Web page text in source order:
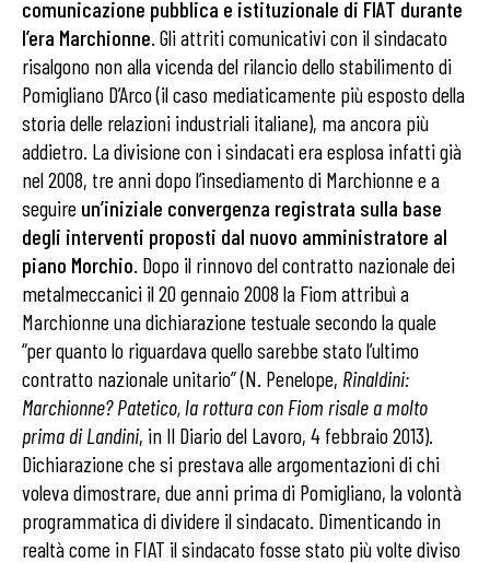
comunicazione pubblica e istituzionale di FIAT durante
l’era Marchionne. Gli attriti comunicativi con il sindacato
risalgono non alla vicenda del rilancio dello stabilimento di
Pomigliano D’Arco (il caso mediaticamente più esposto della
storia delle relazioni industriali italiane), ma ancora più
addietro. La divisione con i sindacati era esplosa infatti già
nel 2008, tre anni dopo l’insediamento di Marchionne e a
seguire un’iniziale convergenza registrata sulla base
degli interventi proposti dal nuovo amministratore al
piano Morchio. Dopo il rinnovo del contratto nazionale dei
metalmeccanici il 20 gennaio 2008 la Fiom attribuì a
Marchionne una dichiarazione testuale secondo la quale
“per quanto lo riguardava quello sarebbe stato l’ultimo
contratto nazionale unitario” (N. Penelope, Rinaldini:
Marchionne? Patetico, la rottura con Fiom risale a molto
prima di Landini, in Il Diario del Lavoro, 4 febbraio 2013).
Dichiarazione che si prestava alle argomentazioni di chi
voleva dimostrare, due anni prima di Pomigliano, la volontà
programmatica di dividere il sindacato. Dimenticando in
realtà come in FIAT il sindacato fosse stato più volte diviso